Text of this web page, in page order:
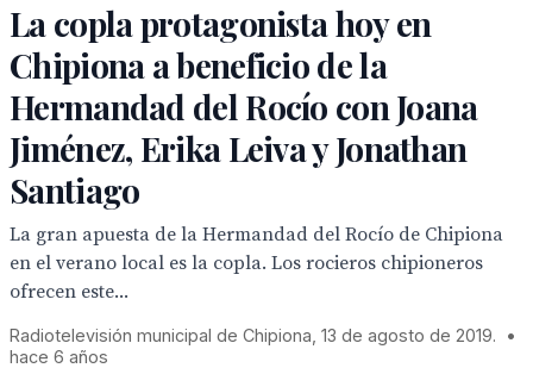
La copla protagonista hoy en
Chipiona a beneficio de la
Hermandad del Rocío con Joana
Jiménez, Erika Leiva y Jonathan
Santiago
La gran apuesta de la Hermandad del Rocío de Chipiona
en el verano local es la copla. Los rocieros chipioneros
ofrecen este...
Radiotelevisión municipal de Chipiona, 13 de agosto de 2019.
•
hace 6 años